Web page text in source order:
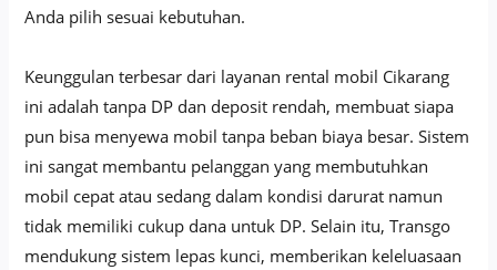
Anda pilih sesuai kebutuhan.
Keunggulan terbesar dari layanan rental mobil Cikarang
ini adalah tanpa DP dan deposit rendah, membuat siapa
pun bisa menyewa mobil tanpa beban biaya besar. Sistem
ini sangat membantu pelanggan yang membutuhkan
mobil cepat atau sedang dalam kondisi darurat namun
tidak memiliki cukup dana untuk DP. Selain itu, Transgo
mendukung sistem lepas kunci, memberikan keleluasaan